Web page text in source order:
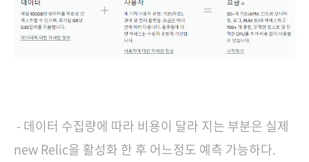
- 데이터 수집량에 따라 비용이 달라 지는 부분은 실제
new Relic을 활성화 한 후 어느정도 예측 가능하다.